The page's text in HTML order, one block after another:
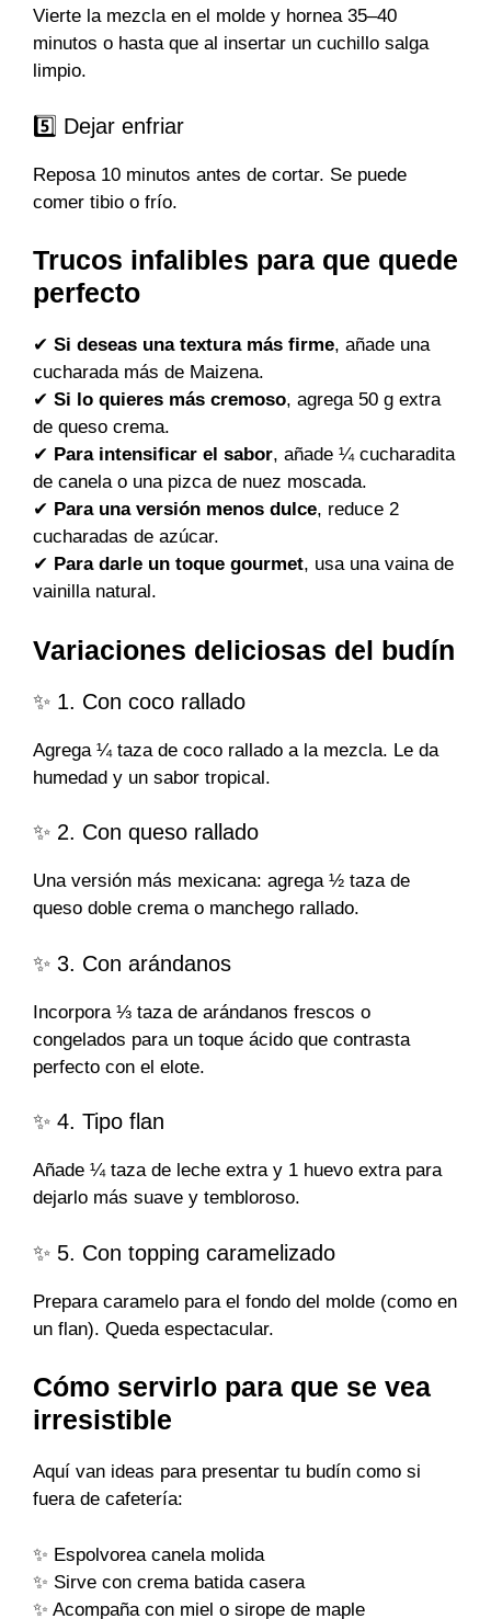
Vierte la mezcla en el molde y hornea 35–40
minutos o hasta que al insertar un cuchillo salga
limpio.
5️⃣ Dejar enfriar
Reposa 10 minutos antes de cortar. Se puede
comer tibio o frío.
Trucos infalibles para que quede
perfecto
✔ Si deseas una textura más firme, añade una
cucharada más de Maizena.
✔ Si lo quieres más cremoso, agrega 50 g extra
de queso crema.
✔ Para intensificar el sabor, añade ¼ cucharadita
de canela o una pizca de nuez moscada.
✔ Para una versión menos dulce, reduce 2
cucharadas de azúcar.
✔ Para darle un toque gourmet, usa una vaina de
vainilla natural.
Variaciones deliciosas del budín
✨ 1. Con coco rallado
Agrega ¼ taza de coco rallado a la mezcla. Le da
humedad y un sabor tropical.
✨ 2. Con queso rallado
Una versión más mexicana: agrega ½ taza de
queso doble crema o manchego rallado.
✨ 3. Con arándanos
Incorpora ⅓ taza de arándanos frescos o
congelados para un toque ácido que contrasta
perfecto con el elote.
✨ 4. Tipo flan
Añade ¼ taza de leche extra y 1 huevo extra para
dejarlo más suave y tembloroso.
✨ 5. Con topping caramelizado
Prepara caramelo para el fondo del molde (como en
un flan). Queda espectacular.
Cómo servirlo para que se vea
irresistible
Aquí van ideas para presentar tu budín como si
fuera de cafetería:
✨ Espolvorea canela molida
✨ Sirve con crema batida casera
✨ Acompaña con miel o sirope de maple